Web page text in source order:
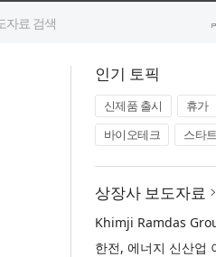
인기 토픽
신제품 출시 휴가
바이오테크
스타
상장사 보도자료